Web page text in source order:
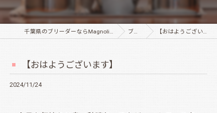
千葉県のブリーダーならMagnolia Dog Site ブログ 【おはようございます】
【おはようございます】
2024/11/24